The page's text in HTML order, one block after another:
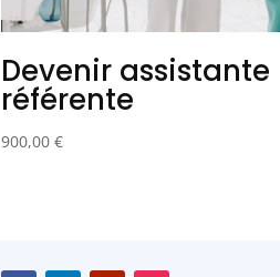
Devenir assistante
référente
900,00€